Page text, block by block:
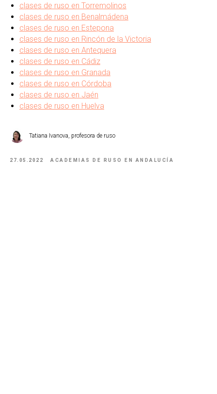
clases de ruso en Torremolinos
clases de ruso en Benalmádena
clases de ruso en Estepona
clases de ruso en Rincón de la Victoria
clases de ruso en Antequera
clases de ruso en Cádiz
clases de ruso en Granada
clases de ruso en Córdoba
clases de ruso en Jaén
clases de ruso en Huelva
Tatiana Ivanova, profesora de ruso
27.05.2022 ACADEMIAS DE RUSO EN ANDALUCÍA